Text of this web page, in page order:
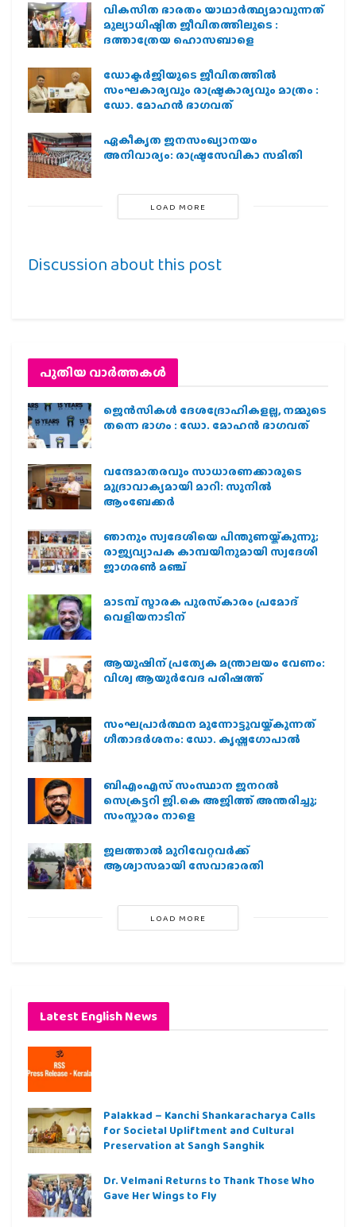
വികസിത ഭാരതം യാഥാർത്ഥ്യമാവുന്നത്
മൂല്യാധിഷ്ഠിത ജീവിതത്തിലൂടെ :
ദത്താത്രേയ ഹൊസബാളെ
ഡോക്ടർജിയുടെ ജീവിതത്തിൽ
സംഘകാര്യവും രാഷ്ട്രകാര്യവും മാത്രം :
ഡോ. മോഹൻ ഭാഗവത്
ഏകീകൃത ജനസംഖ്യാനയം
അനിവാര്യം: രാഷ്ട്രസേവികാ സമിതി
LOAD MORE
Discussion about this post
പുതിയ വാര്‍ത്തകള്‍
ജെന്‍സികള്‍ ദേശദ്രോഹികളല്ല, നമ്മുടെ
തന്നെ ഭാഗം : ഡോ. മോഹന്‍ ഭാഗവത്
വന്ദേമാതരവും സാധാരണക്കാരുടെ
മുദ്രാവാക്യമായി മാറി: സുനിൽ
ആംബേക്കർ
ഞാനും സ്വദേശിയെ പിന്തുണയ്ക്കുന്നു;
രാജ്യവ്യാപക കാമ്പയിനുമായി സ്വദേശി
ജാഗരണ്‍ മഞ്ച്
മാടമ്പ് സ്മാരക പുരസ്‌കാരം പ്രമോദ്
വെളിയനാടിന്
ആയുഷിന് പ്രത്യേക മന്ത്രാലയം വേണം:
വിശ്വ ആയുര്‍വേദ പരിഷത്ത്
സംഘപ്രാര്‍ത്ഥന മുന്നോട്ടുവയ്ക്കുന്നത്
ഗീതാദര്‍ശനം: ഡോ. കൃഷ്ണഗോപാല്‍
ബിഎംഎസ് സംസ്ഥാന ജനറൽ
സെക്രട്ടറി ജി.കെ അജിത്ത് അന്തരിച്ചു;
സംസ്കാരം നാളെ
ജലത്താല്‍ മുറിവേറ്റവര്‍ക്ക്
ആശ്വാസമായി സേവാഭാരതി
LOAD MORE
Latest English News
Palakkad – Kanchi Shankaracharya Calls
for Societal Upliftment and Cultural
Preservation at Sangh Sanghik
Dr. Velmani Returns to Thank Those Who
Gave Her Wings to Fly